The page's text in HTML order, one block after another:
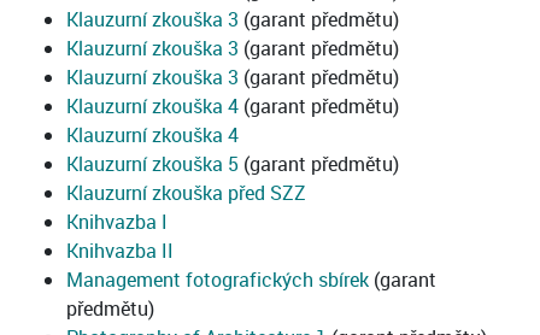
Klauzurní zkouška 3 (garant předmětu)
Klauzurní zkouška 3 (garant předmětu)
Klauzurní zkouška 3 (garant předmětu)
Klauzurní zkouška 4 (garant předmětu)
Klauzurní zkouška 4
Klauzurní zkouška 5 (garant předmětu)
Klauzurní zkouška před SZZ
Knihvazba I
Knihvazba II
Management fotografických sbírek (garant
předmětu)